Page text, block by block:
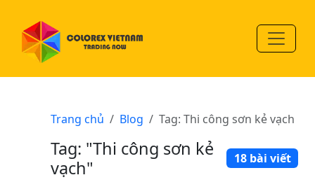
Trang chủ Blog Tag: Thi công sơn kẻ vạch
Tag: "Thi công sơn kẻ
vạch"
18 bài viết